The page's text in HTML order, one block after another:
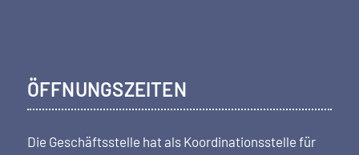
ÖFFNUNGSZEITEN
Die Geschäftsstelle hat als Koordi­nations­stelle für